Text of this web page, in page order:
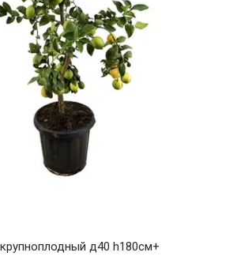
д40 h180см+